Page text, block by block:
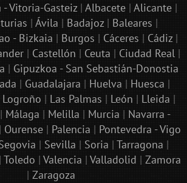
- Vitoria-Gasteiz| Albacete| Alicante|
| Ávila | Badajoz| Baleares |
- Bizkaia | Burgos | Cáceres | Cádiz|
| Castellón | Ceuta | Ciudad Real|
| Gipuzkoa - San Sebastián-Donostia
| Guadalajara | Huelva | Huesca |
| Las Palmas | León | Lleida |
| Málaga | Melilla | Murcia | Navarra -
| Ourense | Palencia | Pontevedra - Vigo
| Sevilla | Soria | Tarragona |
Toledo | Valencia | Valladolid | Zamora
| Zaragoza